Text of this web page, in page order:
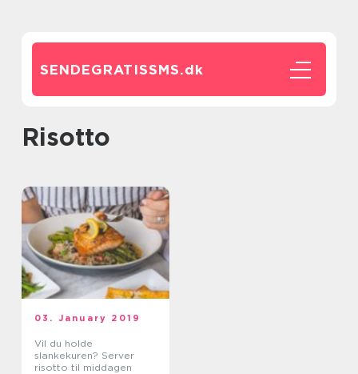
SENDEGRATISSMS.dk
risotto
03. January 2019
Vil du holde
slankekuren? Server
risotto til middagen